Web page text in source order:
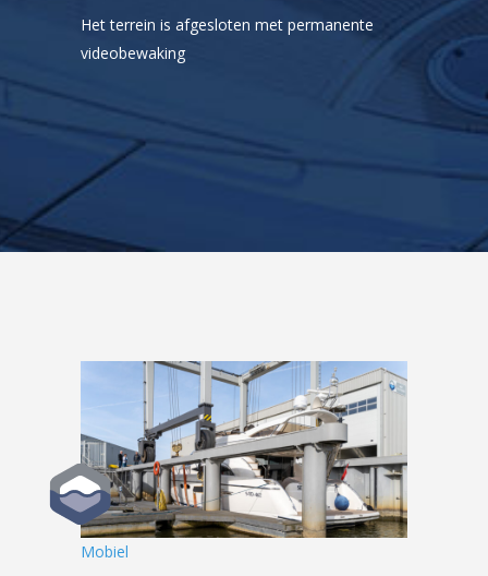
Het terrein is afgesloten met permanente
videobewaking
Mobiel